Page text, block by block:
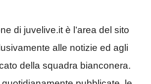
di juvelive.it è l’area del sito
alle notizie ed agli
della squadra bianconera.